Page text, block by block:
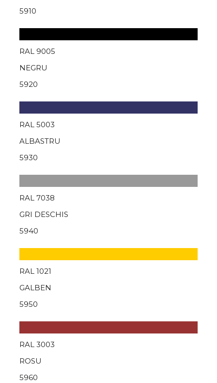
5910
RAL 9005
NEGRU
5920
RAL 5003
ALBASTRU
5930
RAL 7038
GRI DESCHIS
5940
RAL 1021
GALBEN
5950
RAL 3003
ROSU
5960